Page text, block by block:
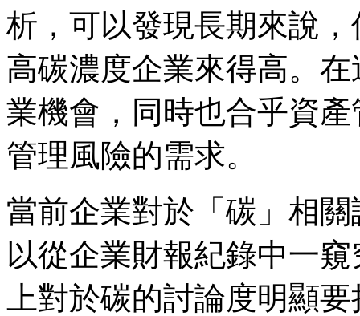
析，可以發現長期來說
高碳濃度企業來得高。
業機會，同時也合乎資
管理風險的需求。
當前企業對於「碳」相
以從企業財報紀錄中一
上對於碳的討論度明顯